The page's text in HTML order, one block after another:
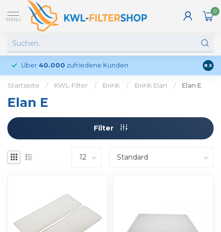
MENU
0
Über 40.000 zufriedene Kunden 8.5
Startseite / KWL-Filter / Brink / Brink Elan / Elan E
Elan E
Filter